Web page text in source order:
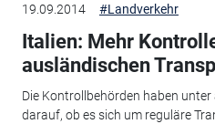
19.09.2014 #Landverkehr
Italien: Mehr
ausländischen
Die Kontrollbehörden haben
darauf, ob es sich um reguläre